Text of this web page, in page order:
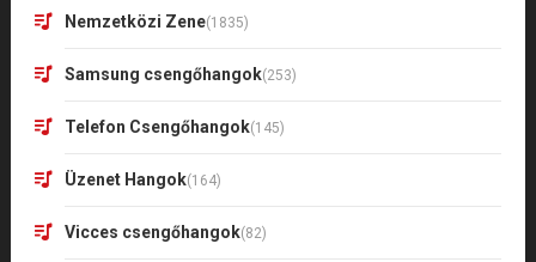
Nemzetközi Zene(1835)
Samsung csengőhangok(253)
Telefon Csengőhangok(145)
Üzenet Hangok(164)
Vicces csengőhangok(82)